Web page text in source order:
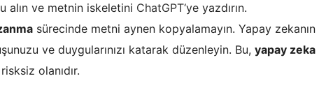
alın ve metnin iskeletini ChatGPT‘ye yazdırın.
sürecinde metni aynen kopyalamayın. Yapay zekanın
ve duygularınızı katarak düzenleyin. Bu, yapay zeka
olanıdır.